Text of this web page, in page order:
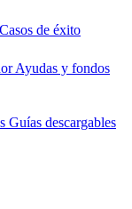
Casos de éxito
Ayudas y fondos
Guías descargables